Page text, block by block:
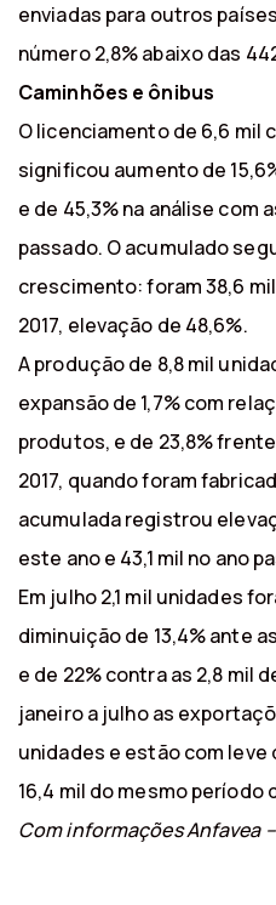
enviadas para outros
número 2,8% abaixo das
Caminhões e ônibus
O licenciamento de 6,6 mil
significou aumento de
e de 45,3% na análise com
passado. O acumulado
crescimento: foram 38,6
2017, elevação de 48,6%.
A produção de 8,8 mil
expansão de 1,7% com
produtos, e de 23,8%
2017, quando foram
acumulada registrou
este ano e 43,1 mil no ano
Em julho 2,1 mil unidades
diminuição de 13,4% ante
e de 22% contra as 2,8 mil
janeiro a julho as
unidades e estão com leve
16,4 mil do mesmo período
Com informações Anfavea